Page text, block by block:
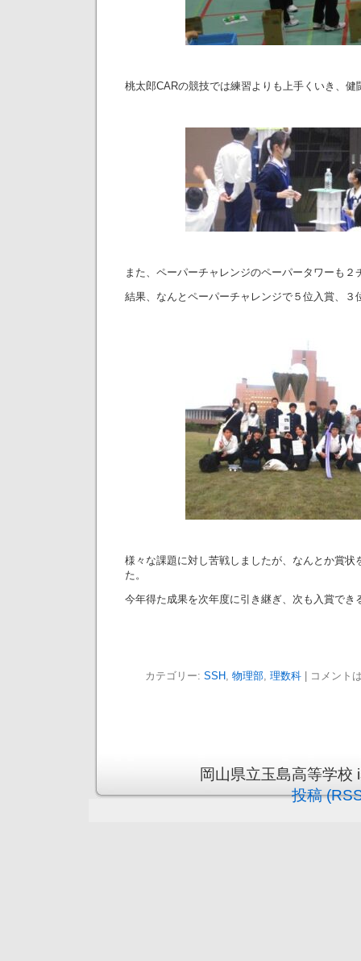
桃太郎CARの競技では練習よりも上手くいき、健
また、ペーパーチャレンジのペーパータワーも２
結果、なんとペーパーチャレンジで５位入賞、３
様々な課題に対し苦戦しましたが、なんとか賞状
た。
今年得た成果を次年度に引き継ぎ、次も入賞でき
カテゴリー: SSH, 物理部, 理数科 コメント
岡山県立玉島高等学
投稿